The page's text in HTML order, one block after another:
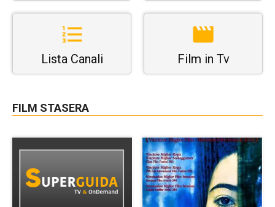
Lista Canali Film in Tv
FILM STASERA